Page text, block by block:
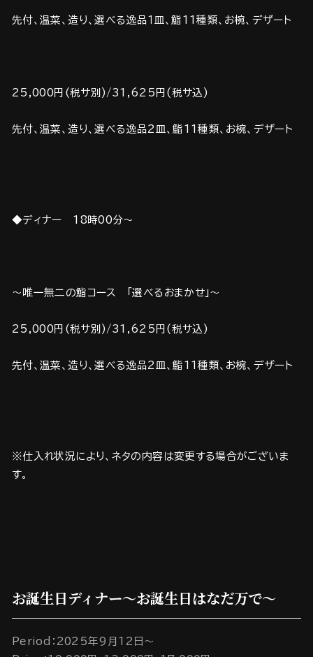
先付、温菜、造り、選べる逸品１皿、鮨11種類、お椀、デザート
25,000円(税サ別)/31,625円(税サ込)
先付、温菜、造り、選べる逸品2皿、鮨11種類、お椀、デザート
◆ディナー 18時00分～
～唯一無二の鮨コース 「選べるおまかせ」～
25,000円(税サ別)/31,625円(税サ込)
先付、温菜、造り、選べる逸品2皿、鮨11種類、お椀、デザート
※仕入れ状況により、ネタの内容は変更する場合がございま
す。
お誕生日ディナー～お誕生日はなだ万で～
Period：2025年9月12日～